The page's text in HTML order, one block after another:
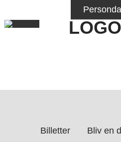
Billetter
Bliv en